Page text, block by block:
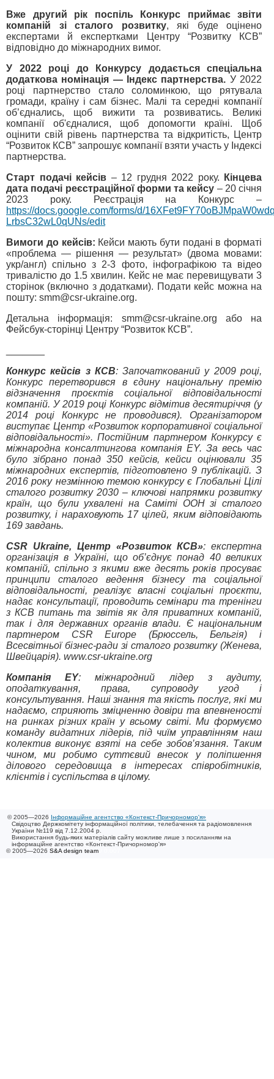
Вже другий рік поспіль Конкурс приймає звіти
компаній зі сталого розвитку, які буде оцінено
експертами й експертками Центру “Розвитку КСВ”
відповідно до міжнародних вимог.
У 2022 році до Конкурсу додається спеціальна
додаткова номінація — Індекс партнерства. У 2022
році партнерство стало соломинкою, що рятувала
громади, країну і сам бізнес. Малі та середні компанії
об’єднались, щоб вижити та розвиватись. Великі
компанії об'єдналися, щоб допомогти країні. Щоб
оцінити свій рівень партнерства та відкритість, Центр
“Розвиток КСВ” запрошує компанії взяти участь у Індексі
партнерства.
Старт подачі кейсів – 12 грудня 2022 року.
Кінцева
дата подачі реєстраційної форми та кейсу – 20 січня
2023 року. Реєстрація на Конкурс –
https://docs.google.com/forms/d/
LrbsC32wL0qUNs/edit
Вимоги до кейсів: Кейси мають бути подані в форматі
«проблема — рішення — результат» (двома мовами:
укр/англ) спільно з 2-3 фото, інфографікою та відео
тривалістю до 1.5 хвилин. Кейс не має перевищувати 3
сторінок (включно з додатками). Подати кейс можна на
пошту: smm@csr-ukraine.org.
Детальна інформація: smm@csr-ukraine.org або на
Фейсбук-сторінці Центру “Розвиток КСВ”.
Конкурс кейсів з КСВ: Започаткований у 2009 році,
Конкурс перетворився в єдину національну премію
відзначення проєктів соціальної відповідальності
компаній. У 2019 році Конкурс відмітив десятиріччя (у
2014 році Конкурс не проводився). Організатором
виступає Центр «Розвиток корпоративної соціальної
відповідальності». Постійним партнером Конкурсу є
міжнародна консалтингова компанія EY. За весь час
було зібрано понад 350 кейсів, кейси оцінювали 35
міжнародних експертів, підготовлено 9 публікацій. З
2016 року незмінною темою конкурсу є Глобальні Цілі
сталого розвитку 2030 – ключові напрямки розвитку
країн, що були ухвалені на Саміті ООН зі сталого
розвитку, і нараховують 17 цілей, яким відповідають
169 завдань.
CSR Ukraine, Центр «Розвиток КСВ»: експертна
організація в Україні, що об’єднує понад 40 великих
компаній, спільно з якими вже десять років просуває
принципи сталого ведення бізнесу та соціальної
відповідальності, реалізує власні соціальні проєкти,
надає консультації, проводить семінари та тренінги
з КСВ питань та звітів як для приватних компаній,
так і для державних органів влади. Є національним
партнером CSR Europe (Брюссель, Бельгія) і
Всесвітньої бізнес-ради зі сталого розвитку (Женева,
Швейцарія). www.csr-ukraine.org
Компанія EY: міжнародний лідер з аудиту,
оподаткування, права, супроводу угод і
консультування. Наші знання та якість послуг, які ми
надаємо, сприяють зміцненню довіри та впевненості
на ринках різних країн у всьому світі. Ми формуємо
команду видатних лідерів, під чиїм управлінням наш
колектив виконує взяті на себе зобов’язання. Таким
чином, ми робимо суттєвий внесок у поліпшення
ділового середовища в інтересах співробітників,
клієнтів і суспільства в цілому.
© 2005—2026
Інформаційне агентство «Контекст-Причорномор'я»
Свідоцтво Держкомітету інформаційної політики, телебачення та радіомовлення
України №119 від 7.12.2004 р.
Використання будь-яких матеріалів сайту можливе лише з посиланням на
інформаційне агентство «Контекст-Причорномор'я»
© 2005—2026 S&A design team